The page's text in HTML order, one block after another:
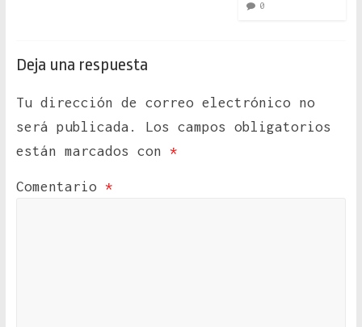
0
Deja una respuesta
Tu dirección de correo electrónico no
será publicada.
Los campos obligatorios
están marcados con *
Comentario *